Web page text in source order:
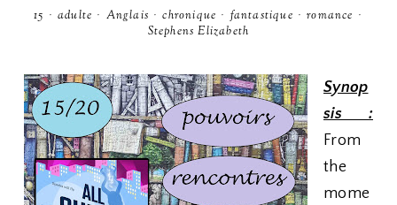
15 · adulte · Anglais · chronique · fantastique · romance ·
Stephens Elizabeth
Synop
sis :
From
the
mome